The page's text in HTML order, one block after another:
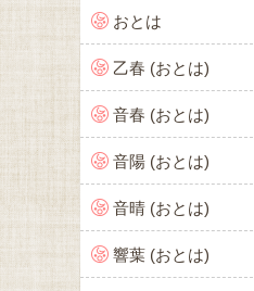
おとは
乙春 (おとは)
音春 (おとは)
音陽 (おとは)
音晴 (おとは)
響葉 (おとは)